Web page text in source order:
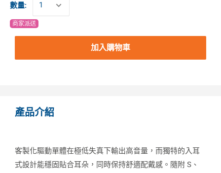
數量:
商家派送
加入購物車
產品介紹
客製化驅動單體在極低失真下輸出高音量，而獨特的入耳
式設計能穩固貼合耳朵，同時保持舒適配戴感。隨附 S、